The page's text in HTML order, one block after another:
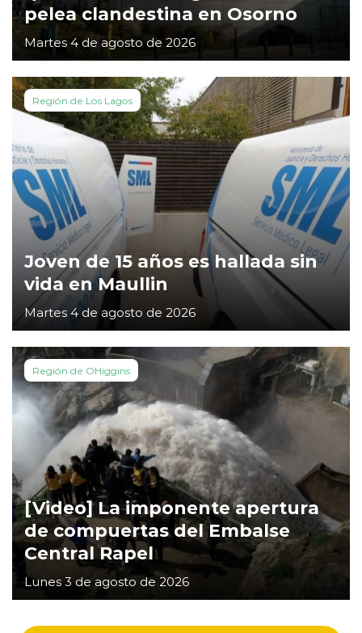
pelea clandestina en Osorno
Martes 4 de agosto de 2026
Región de Los Lagos
Joven de 15 años es hallada sin
vida en Maullin
Martes 4 de agosto de 2026
Región de OHiggins
[Video] La imponente apertura
de compuertas del Embalse
Central Rapel
Lunes 3 de agosto de 2026